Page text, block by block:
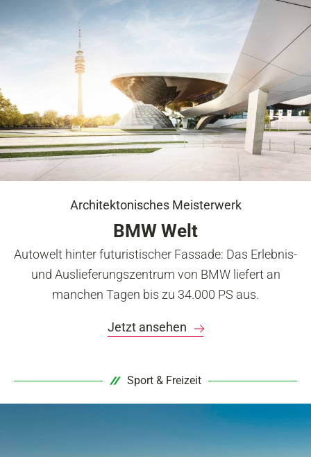
Architektonisches Meisterwerk
BMW Welt
Autowelt hinter futuristischer Fassade: Das Erlebnis-
und Auslieferungszentrum von BMW liefert an
manchen Tagen bis zu 34.000 PS aus.
Jetzt ansehen
Sport & Freizeit